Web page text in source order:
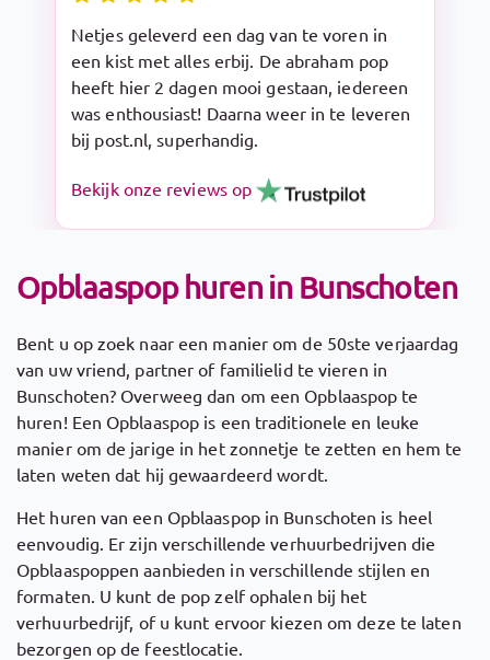
Snelle levering en makkelijk op te zetten.
De Sarah pop is een aanrader!
Bekijk onze reviews op
Opblaaspop huren in Bunschoten
Bent u op zoek naar een manier om de 50ste verjaardag
van uw vriend, partner of familielid te vieren in
Bunschoten? Overweeg dan om een Opblaaspop te
huren! Een Opblaaspop is een traditionele en leuke
manier om de jarige in het zonnetje te zetten en hem te
laten weten dat hij gewaardeerd wordt.
Het huren van een Opblaaspop in Bunschoten is heel
eenvoudig. Er zijn verschillende verhuurbedrijven die
Opblaaspoppen aanbieden in verschillende stijlen en
formaten. U kunt de pop zelf ophalen bij het
verhuurbedrijf, of u kunt ervoor kiezen om deze te laten
bezorgen op de feestlocatie.